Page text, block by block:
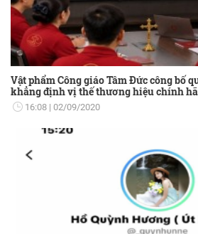
Vật phẩm Công giáo Tâm Đức công bố
khẳng định vị thế thương hiệu chính
16:08 02/09/2020